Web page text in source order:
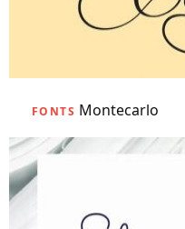
FONTS Montecarlo